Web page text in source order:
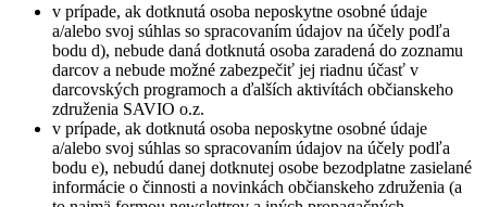
v prípade, ak dotknutá osoba neposkytne osobné údaje
a/alebo svoj súhlas so spracovaním údajov na účely podľa
bodu d), nebude daná dotknutá osoba zaradená do zoznamu
darcov a nebude možné zabezpečiť jej riadnu účasť v
darcovských programoch a ďalších aktivítách občianskeho
združenia SAVIO o.z.
v prípade, ak dotknutá osoba neposkytne osobné údaje
a/alebo svoj súhlas so spracovaním údajov na účely podľa
bodu e), nebudú danej dotknutej osobe bezodplatne zasielané
informácie o činnosti a novinkách občianskeho združenia (a